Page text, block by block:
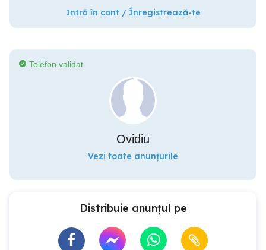
Intră în cont / Înregistrează-te
Telefon validat
Ovidiu
Vezi toate anunțurile
Distribuie anunțul pe